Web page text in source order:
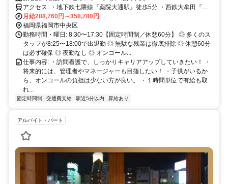
アクセス: ・地下鉄七隈線『薬院大通駅』徒歩5分 ・西鉄大牟田『薬
院駅』徒歩7分」 ・西鉄バス『新川町』バス停より徒歩１分 ・マイカ
ー通勤OK
月給288,760円～358,780円
福岡県福岡市中央区
勤務時間・曜日: 8:30〜17:30【固定時間制／休憩60分】 ◎ 多くのス
タッフが8:25〜18:00で出退勤 ◎ 無駄な残業は徹底排除 ◎ 休憩60分
は必ず確保 ◎ 夜勤なし ◎ オンコール...
仕事内容: ・訪問看護で、しっかりキャリアアップしていきたい！ ・
将来的には、管理者やマネージャーも目指したい！ ・子供がいるか
ら、オンコールの負担は少ない方が良い。 ・１時間単位で有給も取
れ...
固定時間制 交通費支給 駅近5分以内 昇給あり
アルバイト・パート